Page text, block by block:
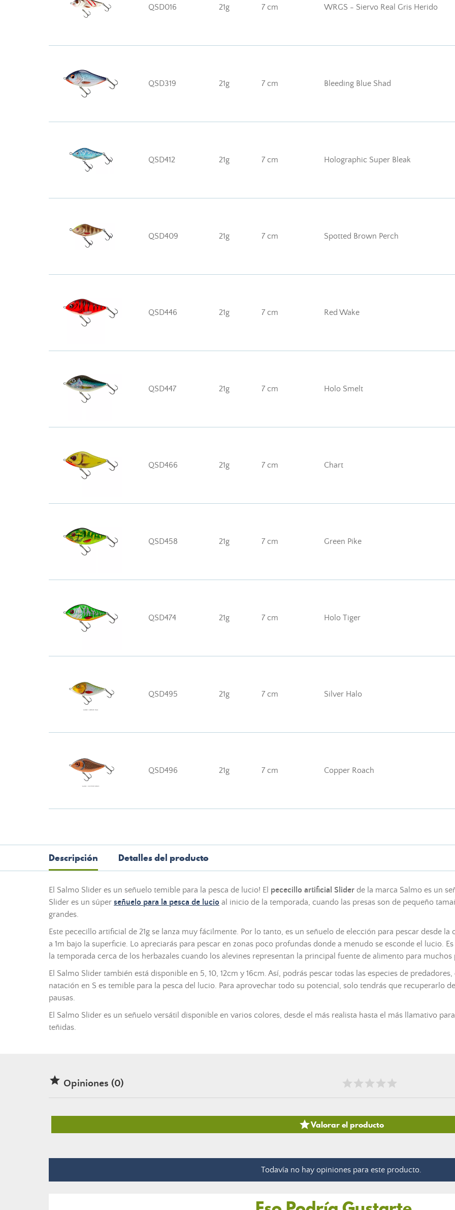
QSD016 21g 7 cm WRGS - Siervo Real Gris Herido
QSD319 21g 7 cm Bleeding Blue Shad
QSD412 21g 7 cm Holographic Super Bleak
QSD409 21g 7 cm Spotted Brown Perch
QSD446 21g 7 cm Red Wake
QSD447 21g 7 cm Holo Smelt
QSD466 21g 7 cm Chart
QSD458 21g 7 cm Green Pike
QSD474 21g 7 cm Holo Tiger
QSD495 21g 7 cm Silver Halo
QSD496 21g 7 cm Copper Roach
Descripción Detalles del producto
El Salmo Slider es un señuelo temible para la pesca de lucio! El pececillo artificial Slider de la marca Salmo es un
Slider es un súper señuelo para la pesca de lucio al inicio de la temporada, cuando las presas son de pequeño
grandes.
Este pececillo artificial de 21g se lanza muy fácilmente. Por lo tanto, es un señuelo de elección para pescar desde la
a 1m bajo la superficie. Lo apreciarás para pescar en zonas poco profundas donde a menudo se esconde el lucio.
la temporada cerca de los herbazales cuando los alevines representan la principal fuente de alimento para muchos
El Salmo Slider también está disponible en 5, 10, 12cm y 16cm. Así, podrás pescar todas las especies de
natación en S es temible para la pesca del lucio. Para aprovechar todo su potencial, solo tendrás que recuperarlo
pausas.
El Salmo Slider es un señuelo versátil disponible en varios colores, desde el más realista hasta el más llamativo
teñidas.
 Opiniones (0)
Valorar el producto
Todavía no hay opiniones para este producto.